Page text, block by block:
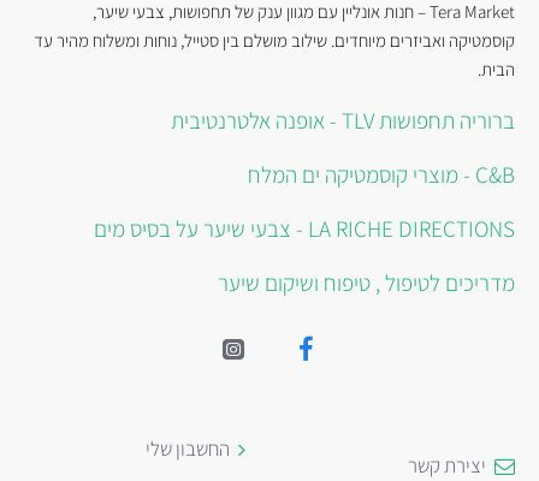
Tera Market – חנות אונליין עם מגוון ענק של תחפושות, צבעי שיער,
קוסמטיקה ואביזרים מיוחדים. שילוב מושלם בין סטייל, נוחות ומשלוח מהיר עד
הבית.
ברוריה תחפושות TLV - אופנה אלטרנטיבית
C&B - מוצרי קוסמטיקה ים המלח
LA RICHE DIRECTIONS - צבעי שיער על בסיס מים
מדריכים לטיפול , טיפוח ושיקום שיער
יצירת קשר
החשבון שלי